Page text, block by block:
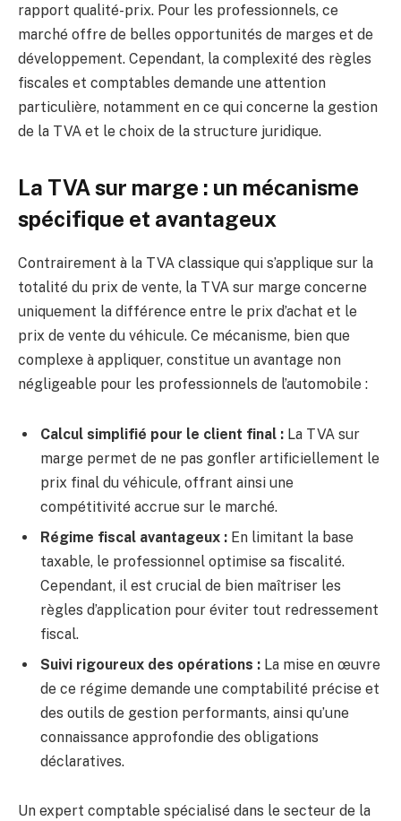
rapport qualité-prix. Pour les professionnels, ce
marché offre de belles opportunités de marges et de
développement. Cependant, la complexité des règles
fiscales et comptables demande une attention
particulière, notamment en ce qui concerne la gestion
de la TVA et le choix de la structure juridique.
La TVA sur marge : un mécanisme
spécifique et avantageux
Contrairement à la TVA classique qui s’applique sur la
totalité du prix de vente, la TVA sur marge concerne
uniquement la différence entre le prix d’achat et le
prix de vente du véhicule. Ce mécanisme, bien que
complexe à appliquer, constitue un avantage non
négligeable pour les professionnels de l’automobile :
Calcul simplifié pour le client final : La TVA sur
marge permet de ne pas gonfler artificiellement le
prix final du véhicule, offrant ainsi une
compétitivité accrue sur le marché.
Régime fiscal avantageux : En limitant la base
taxable, le professionnel optimise sa fiscalité.
Cependant, il est crucial de bien maîtriser les
règles d’application pour éviter tout redressement
fiscal.
Suivi rigoureux des opérations : La mise en œuvre
de ce régime demande une comptabilité précise et
des outils de gestion performants, ainsi qu’une
connaissance approfondie des obligations
déclaratives.
Un expert comptable spécialisé dans le secteur de la